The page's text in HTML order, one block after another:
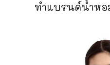
ทำแบรนด์น้ำห